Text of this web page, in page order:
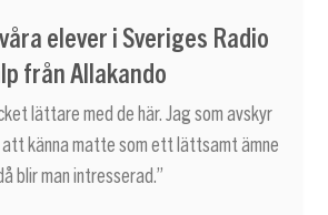
elever i Sveriges Radio
från Allakando
lättare med de här. Jag som avskyr
känna matte som ett lättsamt ämne
blir man intresserad.”